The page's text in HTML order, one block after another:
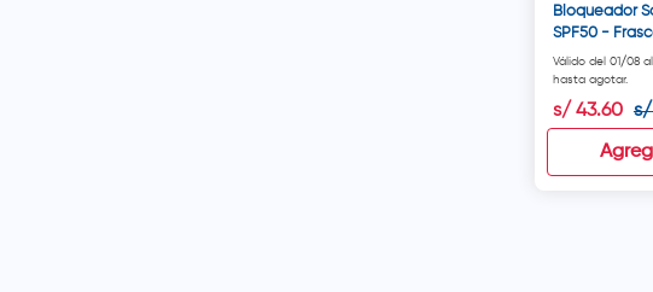
Bloqueador
SPF50 -
Válido del 01/08
hasta agotar.
s/ 43.60 s/